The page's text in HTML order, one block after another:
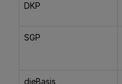
DKP
SGP
dieBasis